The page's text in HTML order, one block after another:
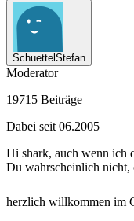
SchuettelStefan
Moderator
19715 Beiträge
Dabei seit 06.2005
Hi shark, auch wenn ich
Du wahrscheinlich nicht,
herzlich willkommen im